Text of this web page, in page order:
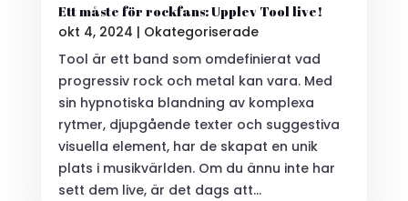
Ett måste för rockfans: Upplev Tool live!
okt 4, 2024 | Okategoriserade
Tool är ett band som omdefinierat vad
progressiv rock och metal kan vara. Med
sin hypnotiska blandning av komplexa
rytmer, djupgående texter och suggestiva
visuella element, har de skapat en unik
plats i musikvärlden. Om du ännu inte har
sett dem live, är det dags att...